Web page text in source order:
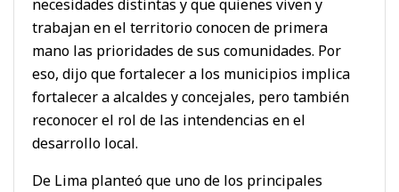
necesidades distintas y que quienes viven y
trabajan en el territorio conocen de primera
mano las prioridades de sus comunidades. Por
eso, dijo que fortalecer a los municipios implica
fortalecer a alcaldes y concejales, pero también
reconocer el rol de las intendencias en el
desarrollo local.
De Lima planteó que uno de los principales